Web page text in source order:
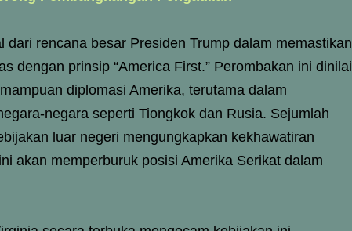
dari rencana besar Presiden Trump dalam memastikan
dengan prinsip “America First.” Perombakan ini dinilai
diplomasi Amerika, terutama dalam
negara seperti Tiongkok dan Rusia. Sejumlah
luar negeri mengungkapkan kekhawatiran
akan memperburuk posisi Amerika Serikat dalam